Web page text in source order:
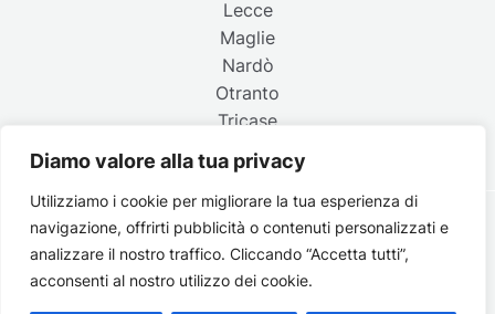
Diamo valore alla tua privacy
Utilizziamo i cookie per migliorare la tua esperienza di
navigazione, offrirti pubblicità o contenuti personalizzati e
analizzare il nostro traffico. Cliccando “Accetta tutti”,
acconsenti al nostro utilizzo dei cookie.
Lecce
Maglie
Nardò
Otranto
Tricase
Copyright © 2026 Belpaese | Periodico d'informazione del
Salento - P.IVA 4637850753 - Testata registrata il 18 gennaio